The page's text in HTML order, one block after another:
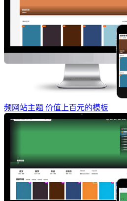
频网站主题 价值上百元的模板